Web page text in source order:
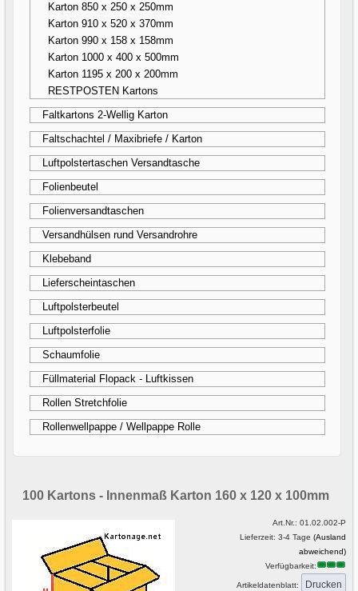
Karton 850 x 250 x 250mm
Karton 910 x 520 x 370mm
Karton 990 x 158 x 158mm
Karton 1000 x 400 x 500mm
Karton 1195 x 200 x 200mm
RESTPOSTEN Kartons
Faltkartons 2-Wellig Karton
Faltschachtel / Maxibriefe / Karton
Luftpolstertaschen Versandtasche
Folienbeutel
Folienversandtaschen
Versandhülsen rund Versandrohre
Klebeband
Lieferscheintaschen
Luftpolsterbeutel
Luftpolsterfolie
Schaumfolie
Füllmaterial Flopack - Luftkissen
Rollen Stretchfolie
Rollenwellpappe / Wellpappe Rolle
100 Kartons - Innenmaß Karton 160 x 120 x 100mm
Art.Nr.: 01.02.002-P
Lieferzeit: 3-4 Tage (Ausland
abweichend)
Verfügbarkeit:
Artikeldatenblatt: Drucken